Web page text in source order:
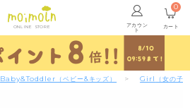
ONLINE STORE アカウン
ト カート
0
Baby&Toddler （ベビー&キッズ） Girl （女の子）